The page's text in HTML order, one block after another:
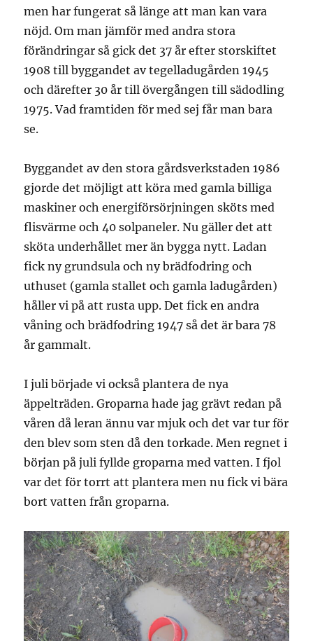
men har fungerat så länge att man kan vara
nöjd. Om man jämför med andra stora
förändringar så gick det 37 år efter storskiftet
1908 till byggandet av tegelladugården 1945
och därefter 30 år till övergången till sädodling
1975. Vad framtiden för med sej får man bara
se.
Byggandet av den stora gårdsverkstaden 1986
gjorde det möjligt att köra med gamla billiga
maskiner och energiförsörjningen sköts med
flisvärme och 40 solpaneler. Nu gäller det att
sköta underhållet mer än bygga nytt. Ladan
fick ny grundsula och ny brädfodring och
uthuset (gamla stallet och gamla ladugården)
håller vi på att rusta upp. Det fick en andra
våning och brädfodring 1947 så det är bara 78
år gammalt.
I juli började vi också plantera de nya
äppelträden. Groparna hade jag grävt redan på
våren då leran ännu var mjuk och det var tur för
den blev som sten då den torkade. Men regnet i
början på juli fyllde groparna med vatten. I fjol
var det för torrt att plantera men nu fick vi bära
bort vatten från groparna.